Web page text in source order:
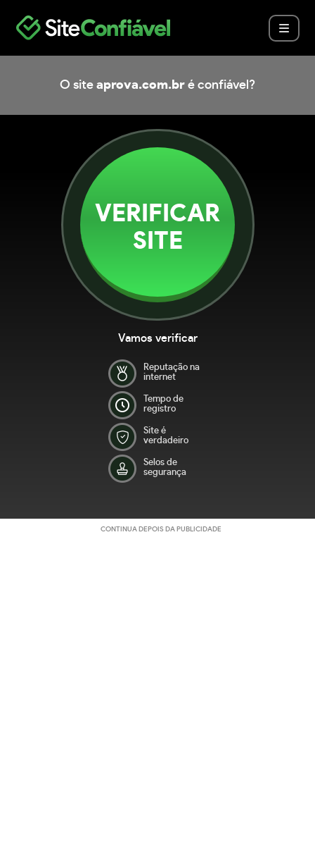
O site aprova.com.br é confiável?
VERIFICAR
SITE
Vamos verificar
Reputação na
internet
Tempo de
registro
Site é
verdadeiro
Selos de
segurança
CONTINUA DEPOIS DA PUBLICIDADE